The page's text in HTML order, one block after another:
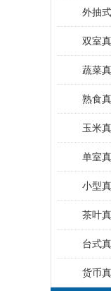
外抽
双室
蔬菜
熟食
玉米
单室
小型
茶叶
台式
货币